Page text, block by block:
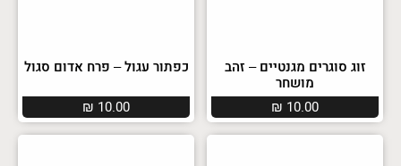
זוג סוגרים מגנטיים – זהב
מושחר
₪ 10.00
כפתור עגול – פרח אדום סגול
₪ 10.00